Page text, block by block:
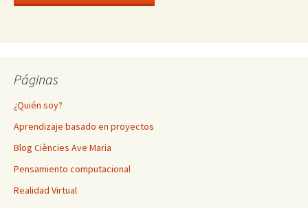
Páginas
¿Quién soy?
Aprendizaje basado en proyectos
Blog Ciències Ave Maria
Pensamiento computacional
Realidad Virtual